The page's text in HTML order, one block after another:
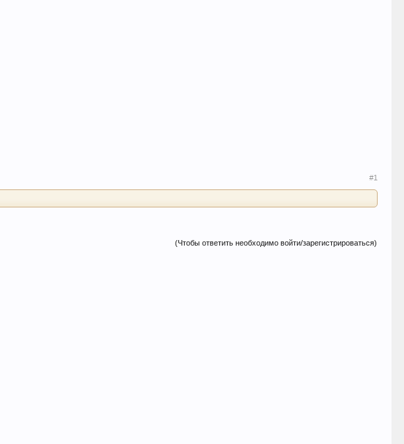
#1
(Чтобы ответить необходимо войти/зарегистрироваться)